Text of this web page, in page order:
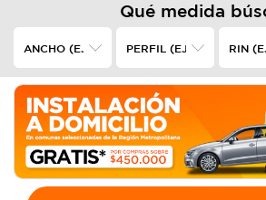
Qué medida